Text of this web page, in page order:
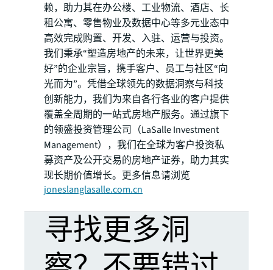
赖，助力其在办公楼、工业物流、酒店、长
租公寓、零售物业及数据中心等多元业态中
高效完成购置、开发、入驻、运营与投资。
我们秉承“塑造房地产的未来，让世界更美
好”的企业宗旨，携手客户、员工与社区“向
光而为”。凭借全球领先的数据洞察与科技
创新能力，我们为来自各行各业的客户提供
覆盖全周期的一站式房地产服务。通过旗下
的领盛投资管理公司（LaSalle Investment
Management），我们在全球为客户投资私
募资产及公开交易的房地产证券，助力其实
现长期价值增长。更多信息请浏览
joneslanglasalle.com.cn
寻找更多洞